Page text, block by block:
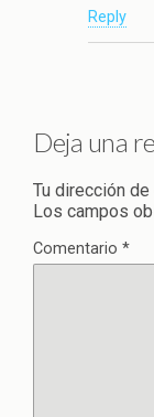
Reply
Deja una
Tu dirección
Los campos
Comentario *